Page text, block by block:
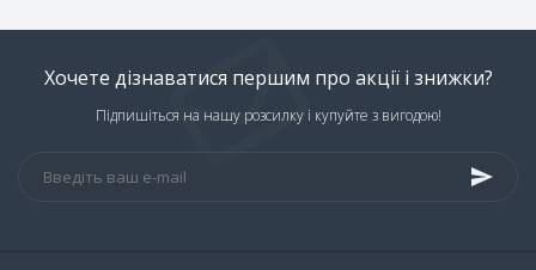
Хочете дізнаватися першим про акції і знижки?
Підпишіться на нашу розсилку і купуйте з вигодою!